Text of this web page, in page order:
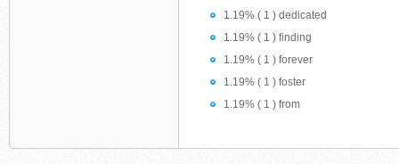
1.19% ( 1 ) dedicated
1.19% ( 1 ) finding
1.19% ( 1 ) forever
1.19% ( 1 ) foster
1.19% ( 1 ) from